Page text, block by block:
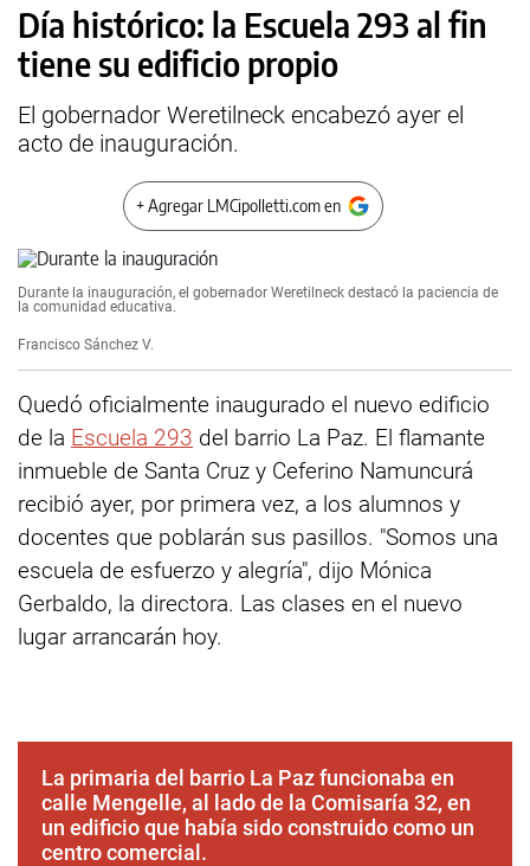
Día histórico: la Escuela 293 al fin
tiene su edificio propio
El gobernador Weretilneck encabezó ayer el
acto de inauguración.
+ Agregar LMCipolletti.com en
Durante la inauguración, el gobernador Weretilneck destacó la paciencia de
la comunidad educativa.
Francisco Sánchez V.
Quedó oficialmente inaugurado el nuevo edificio
de la Escuela 293 del barrio La Paz. El flamante
inmueble de Santa Cruz y Ceferino Namuncurá
recibió ayer, por primera vez, a los alumnos y
docentes que poblarán sus pasillos. "Somos una
escuela de esfuerzo y alegría", dijo Mónica
Gerbaldo, la directora. Las clases en el nuevo
lugar arrancarán hoy.
La primaria del barrio La Paz funcionaba en
calle Mengelle, al lado de la Comisaría 32, en
un edificio que había sido construido como un
centro comercial.